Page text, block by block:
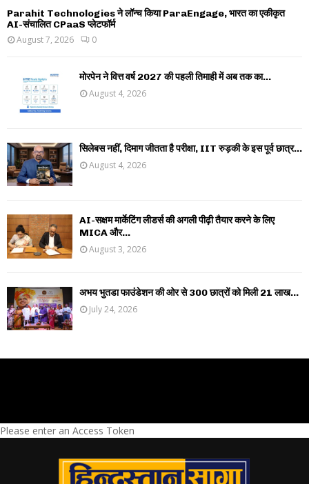
Parahit Technologies ने लॉन्च किया ParaEngage, भारत का एकीकृत
AI-संचालित CPaaS प्लेटफॉर्म
August 7, 2026
0
मोरपेन ने वित्त वर्ष 2027 की पहली तिमाही में अब तक का...
August 4, 2026
सिलेबस नहीं, दिमाग जीतता है परीक्षा, IIT रुड़की के इस पूर्व छात्र...
August 4, 2026
AI-सक्षम मार्केटिंग लीडर्स की अगली पीढ़ी तैयार करने के लिए
MICA और...
August 3, 2026
अभय भुतडा फाउंडेशन की ओर से 300 छात्रों को मिली 21 लाख...
July 24, 2026
Please enter an Access Token